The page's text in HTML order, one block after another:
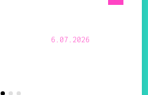
6.07.2026